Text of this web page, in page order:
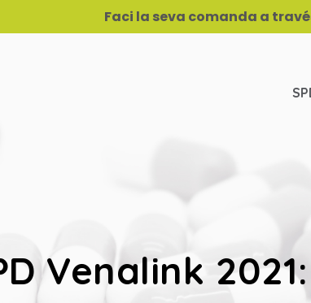
Faci la seva comanda a
Venalink